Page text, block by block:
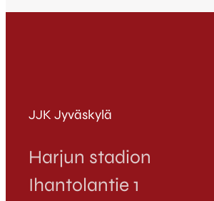
JJK Jyväskylä
Harjun stadion
Ihantolantie 1